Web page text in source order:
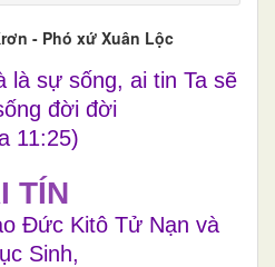
- Phó xứ Xuân Lộc
là sự sống, ai tin Ta sẽ
đời đời
11:25)
TÍN
Đức Kitô Tử Nạn và
Sinh,